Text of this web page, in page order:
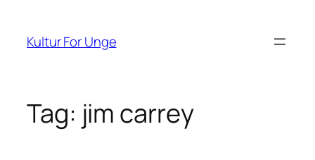
indhold
Kultur For Unge
Tag: jim carrey